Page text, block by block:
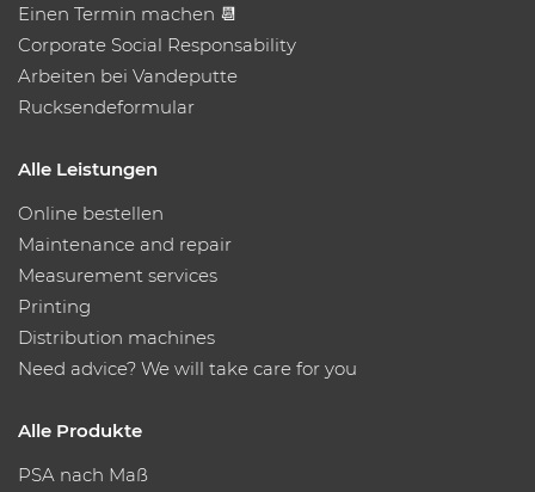
Einen Termin machen 📆
Corporate Social Responsability
Arbeiten bei Vandeputte
Rucksendeformular
Alle Leistungen
Online bestellen
Maintenance and repair
Measurement services
Printing
Distribution machines
Need advice? We will take care for you
Alle Produkte
PSA nach Maß